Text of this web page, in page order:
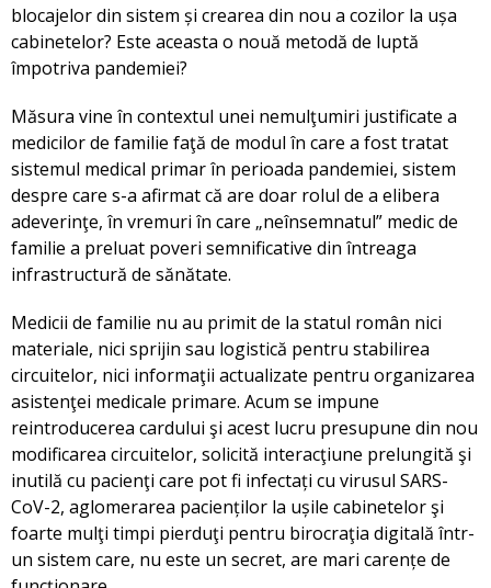
blocajelor din sistem și crearea din nou a cozilor la ușa
cabinetelor? Este aceasta o nouă metodă de luptă
împotriva pandemiei?
Măsura vine în contextul unei nemulţumiri justificate a
medicilor de familie faţă de modul în care a fost tratat
sistemul medical primar în perioada pandemiei, sistem
despre care s-a afirmat că are doar rolul de a elibera
adeverinţe, în vremuri în care „neînsemnatul” medic de
familie a preluat poveri semnificative din întreaga
infrastructură de sănătate.
Medicii de familie nu au primit de la statul român nici
materiale, nici sprijin sau logistică pentru stabilirea
circuitelor, nici informaţii actualizate pentru organizarea
asistenţei medicale primare. Acum se impune
reintroducerea cardului şi acest lucru presupune din nou
modificarea circuitelor, solicită interacţiune prelungită şi
inutilă cu pacienţi care pot fi infectați cu virusul SARS-
CoV-2, aglomerarea pacienților la ușile cabinetelor şi
foarte mulţi timpi pierduţi pentru birocraţia digitală într-
un sistem care, nu este un secret, are mari carențe de